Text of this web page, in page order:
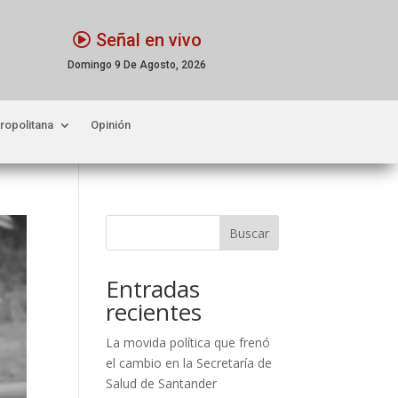
Señal en vivo
Domingo 9 De Agosto, 2026
Opinión
Buscar
Entradas
recientes
La movida política que frenó
el cambio en la Secretaría de
Salud de Santander